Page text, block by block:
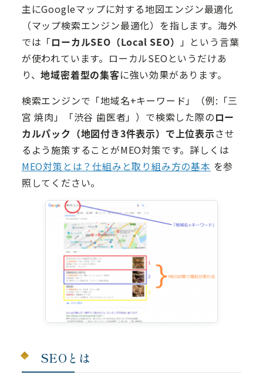
主にGoogleマップに対する地図エンジン最適化
（マップ検索エンジン最適化）を指します。海外
では「ローカルSEO（Local SEO）
」という言葉
が使われています。ローカルSEOというだけあ
り、地域密着型の集客に強い効果があります。
検索エンジンで「地域名+キーワード」（例:「三
宮 焼肉」「渋谷 歯医者」）で検索した際のロー
カルパック（地図付き3件表示）で上位表示させ
るよう施策することがMEO対策です。詳しくは
MEO対策とは？仕組みと取り組み方の基本 を参
照してください。
SEOとは